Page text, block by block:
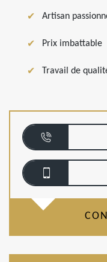
Artisan
Prix imbattable
Travail de